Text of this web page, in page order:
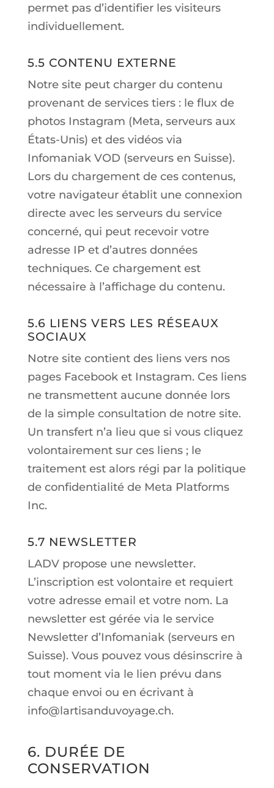
permet pas d’identifier les visiteurs
individuellement.
5.5 CONTENU EXTERNE
Notre site peut charger du contenu
provenant de services tiers : le flux de
photos Instagram (Meta, serveurs aux
États-Unis) et des vidéos via
Infomaniak VOD (serveurs en Suisse).
Lors du chargement de ces contenus,
votre navigateur établit une connexion
directe avec les serveurs du service
concerné, qui peut recevoir votre
adresse IP et d’autres données
techniques. Ce chargement est
nécessaire à l’affichage du contenu.
5.6 LIENS VERS LES RÉSEAUX
SOCIAUX
Notre site contient des liens vers nos
pages Facebook et Instagram. Ces liens
ne transmettent aucune donnée lors
de la simple consultation de notre site.
Un transfert n’a lieu que si vous cliquez
volontairement sur ces liens ; le
traitement est alors régi par la politique
de confidentialité de Meta Platforms
Inc.
5.7 NEWSLETTER
LADV propose une newsletter.
L’inscription est volontaire et requiert
votre adresse email et votre nom. La
newsletter est gérée via le service
Newsletter d’Infomaniak (serveurs en
Suisse). Vous pouvez vous désinscrire à
tout moment via le lien prévu dans
chaque envoi ou en écrivant à
info@lartisanduvoyage.ch.
6. DURÉE DE
CONSERVATION